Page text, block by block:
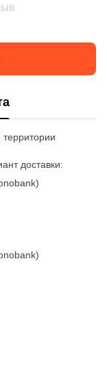
территории
доставки: